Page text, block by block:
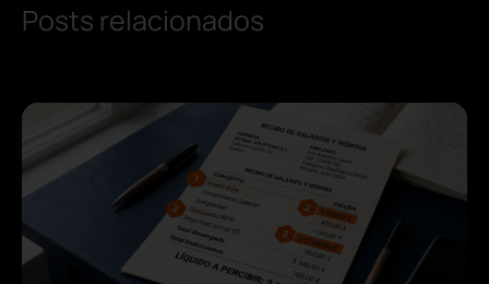
Posts relacionados